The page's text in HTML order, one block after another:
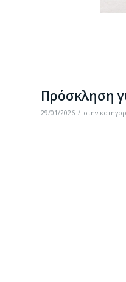
Πρόσκληση
29/01/2026 / στην